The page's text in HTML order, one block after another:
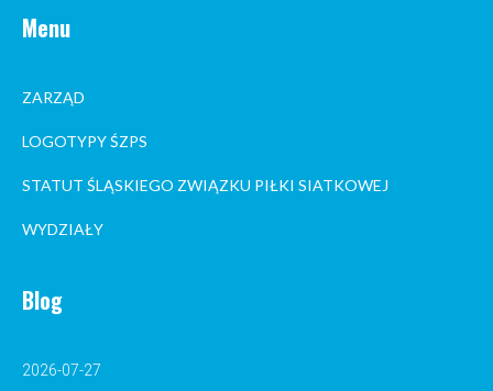
Menu
ZARZĄD
LOGOTYPY ŚZPS
STATUT ŚLĄSKIEGO ZWIĄZKU PIŁKI SIATKOWEJ
WYDZIAŁY
Blog
2026-07-27